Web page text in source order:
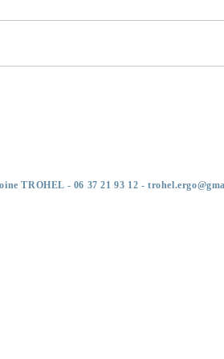
TROHEL - 06 37 21 93 12 -